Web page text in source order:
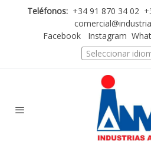
Teléfonos: +34 91 870 34 02
Facebook
Instagram
Seleccionar